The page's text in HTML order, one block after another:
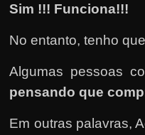
Sim !!! Funciona!!!
No entanto, tenho
Algumas pessoas
pensando que
Em outras palavras,